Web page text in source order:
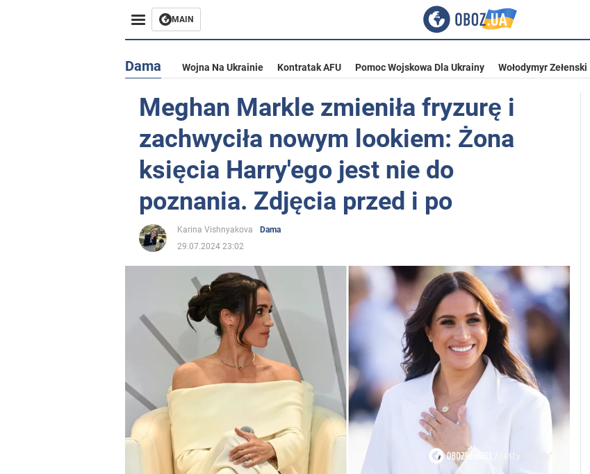
MAIN
Dama Wojna Na Ukrainie Kontratak AFU Pomoc Wojskowa Dla Ukrainy Wołodymyr Zełenski
Meghan Markle zmieniła fryzurę i
zachwyciła nowym lookiem: Żona
księcia Harry'ego jest nie do
poznania. Zdjęcia przed i po
Karina Vishnyakova
Dama
29.07.2024 23:02